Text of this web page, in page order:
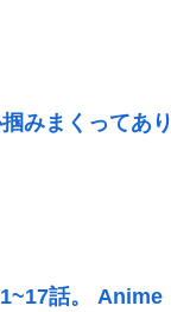
みまくってあり
話。 Anime